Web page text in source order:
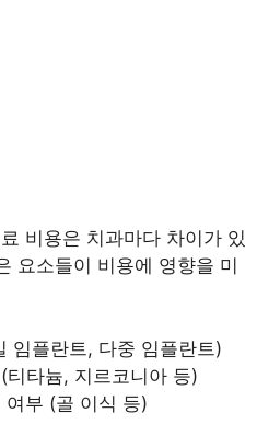
비용은 치과마다 차이가 있
요소들이 비용에 영향을 미
임플란트, 다중 임플란트)
티타늄, 지르코니아 등)
여부 (골 이식 등)